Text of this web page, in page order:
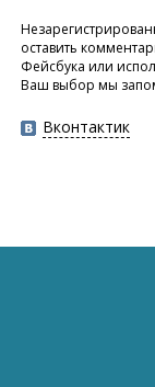
оставить
Фейсбука или
Ваш выбор мы
Вконтактик